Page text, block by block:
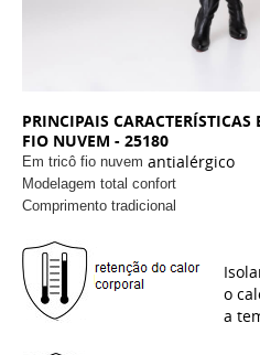
PRINCIPAIS CARACTERÍSTICAS
FIO NUVEM - 25180
Em tricô fio nuvem antialérgico
Modelagem total confort
Comprimento tradicional
o
a